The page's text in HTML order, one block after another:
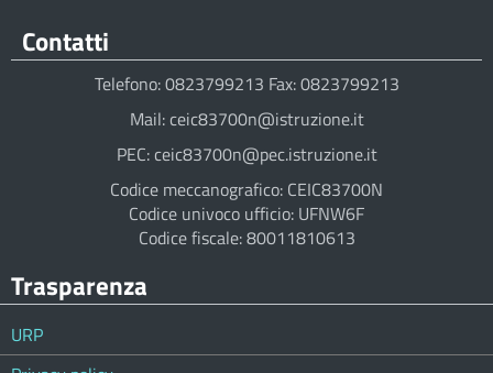
Contatti
Telefono: 0823799213 Fax: 0823799213
Mail: ceic83700n@istruzione.it
PEC: ceic83700n@pec.istruzione.it
Codice meccanografico: CEIC83700N
Codice univoco ufficio: UFNW6F
Codice fiscale: 80011810613
Trasparenza
URP